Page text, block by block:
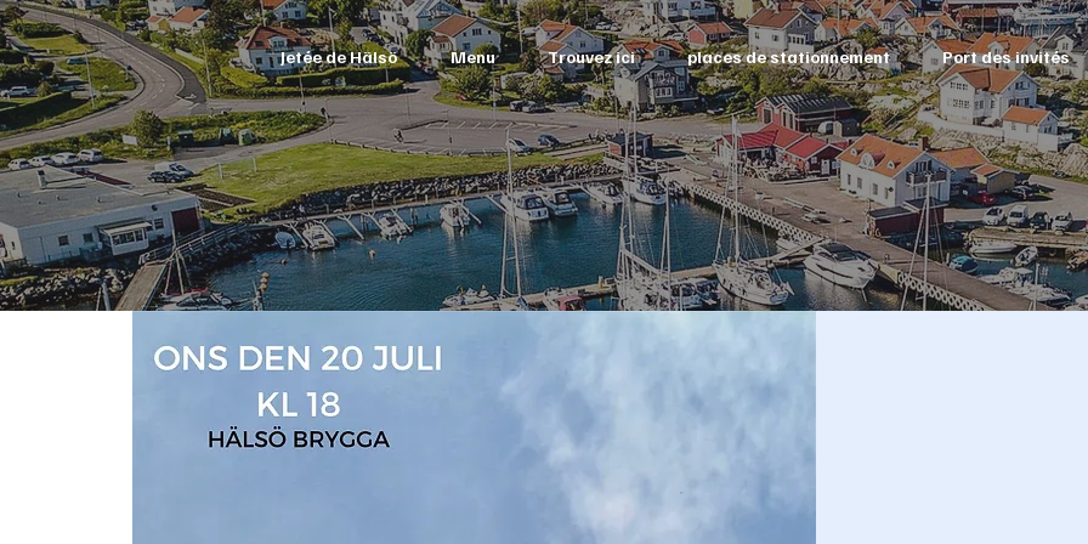
Jetée de Hälsö Menu Trouvez ici places de stationnement Port des invités